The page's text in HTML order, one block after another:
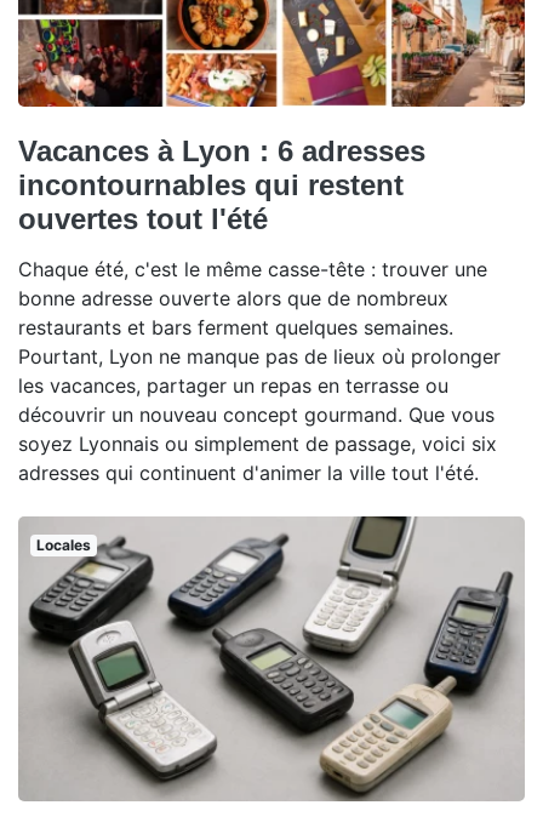
Vacances à Lyon : 6 adresses
incontournables qui restent
ouvertes tout l'été
Chaque été, c'est le même casse-tête : trouver une
bonne adresse ouverte alors que de nombreux
restaurants et bars ferment quelques semaines.
Pourtant, Lyon ne manque pas de lieux où prolonger
les vacances, partager un repas en terrasse ou
découvrir un nouveau concept gourmand. Que vous
soyez Lyonnais ou simplement de passage, voici six
adresses qui continuent d'animer la ville tout l'été.
Locales